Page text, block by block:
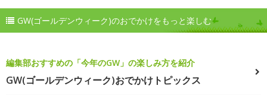
GW(ゴールデンウィーク)のおでかけをもっと楽しむ
編集部おすすめの「今年のGW」の楽しみ方を紹介
GW(ゴールデンウィーク)おでかけトピックス